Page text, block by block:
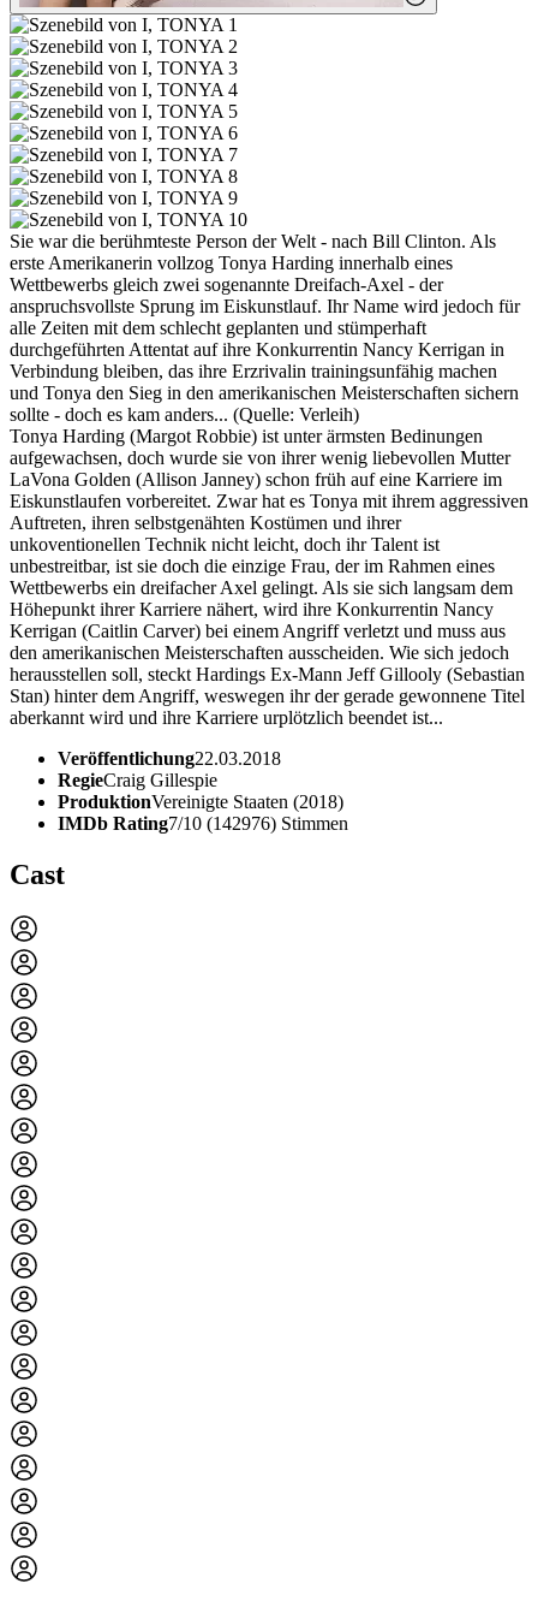
Sie war die berühmteste Person der Welt - nach Bill Clinton. Als
erste Amerikanerin vollzog Tonya Harding innerhalb eines
Wettbewerbs gleich zwei sogenannte Dreifach-Axel - der
anspruchsvollste Sprung im Eiskunstlauf. Ihr Name wird jedoch für
alle Zeiten mit dem schlecht geplanten und stümperhaft
durchgeführten Attentat auf ihre Konkurrentin Nancy Kerrigan in
Verbindung bleiben, das ihre Erzrivalin trainingsunfähig machen
und Tonya den Sieg in den amerikanischen Meisterschaften sichern
sollte - doch es kam anders... (Quelle: Verleih)
Tonya Harding (Margot Robbie) ist unter ärmsten Bedinungen
aufgewachsen, doch wurde sie von ihrer wenig liebevollen Mutter
LaVona Golden (Allison Janney) schon früh auf eine Karriere im
Eiskunstlaufen vorbereitet. Zwar hat es Tonya mit ihrem aggressiven
Auftreten, ihren selbstgenähten Kostümen und ihrer
unkoventionellen Technik nicht leicht, doch ihr Talent ist
unbestreitbar, ist sie doch die einzige Frau, der im Rahmen eines
Wettbewerbs ein dreifacher Axel gelingt. Als sie sich langsam dem
Höhepunkt ihrer Karriere nähert, wird ihre Konkurrentin Nancy
Kerrigan (Caitlin Carver) bei einem Angriff verletzt und muss aus
den amerikanischen Meisterschaften ausscheiden. Wie sich jedoch
herausstellen soll, steckt Hardings Ex-Mann Jeff Gillooly (Sebastian
Stan) hinter dem Angriff, weswegen ihr der gerade gewonnene Titel
aberkannt wird und ihre Karriere urplötzlich beendet ist...
Veröffentlichung22.03.2018
RegieCraig Gillespie
ProduktionVereinigte Staaten (2018)
IMDb Rating7/10 (142976) Stimmen
Cast